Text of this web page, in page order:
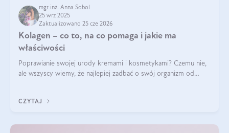
mgr inż. Anna Sobol
25 wrz 2025
Zaktualizowano 25 cze 2026
Kolagen – co to, na co pomaga i jakie ma
właściwości
Poprawianie swojej urody kremami i kosmetykami? Czemu nie,
ale wszyscy wiemy, że najlepiej zadbać o swój organizm od
wysokiej jakości suplem
CZYTAJ